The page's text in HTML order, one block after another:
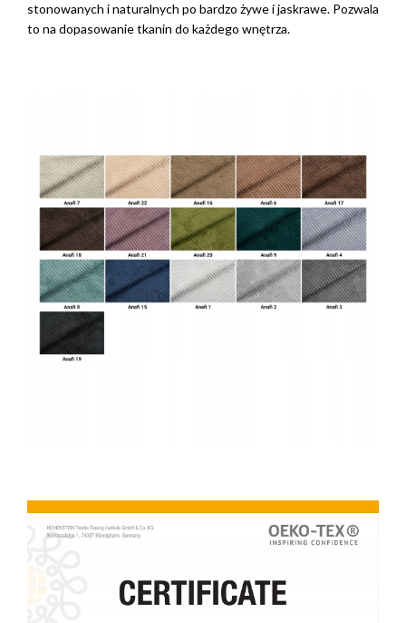
stonowanych i naturalnych po bardzo żywe i jaskrawe. Pozwala
to na dopasowanie tkanin do każdego wnętrza.